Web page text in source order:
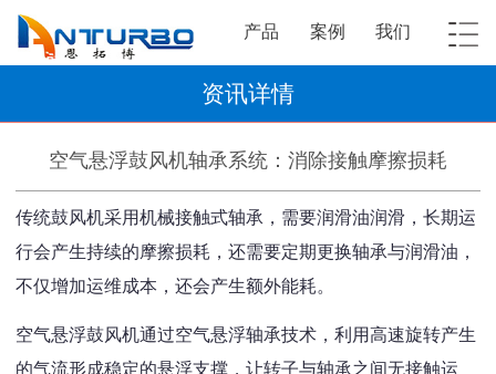
产品 案例 我们
资讯详情
空气悬浮鼓风机轴承系统：消除接触摩擦损耗
传统鼓风机采用机械接触式轴承，需要润滑油润滑，长期运
行会产生持续的摩擦损耗，还需要定期更换轴承与润滑油，
不仅增加运维成本，还会产生额外能耗。
空气悬浮鼓风机通过空气悬浮轴承技术，利用高速旋转产生
的气流形成稳定的悬浮支撑，让转子与轴承之间无接触运